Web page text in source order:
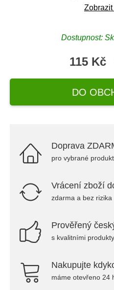
Dostupnost:
115 Kč
DO
Doprava
pro vybrané
Vrácení zboží
zdarma a bez rizika
Prověřený
s kvalitními produkty
Nakupujte
máme otevřeno 24